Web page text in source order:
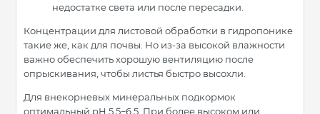
недостатке света или после пересадки.
Концентрации для листовой обработки в гидропонике
такие же, как для почвы. Но из-за высокой влажности
важно обеспечить хорошую вентиляцию после
опрыскивания, чтобы листья быстро высохли.
Для внекорневых минеральных подкормок
оптимальный pH 5,5−6,5. При более высоком или